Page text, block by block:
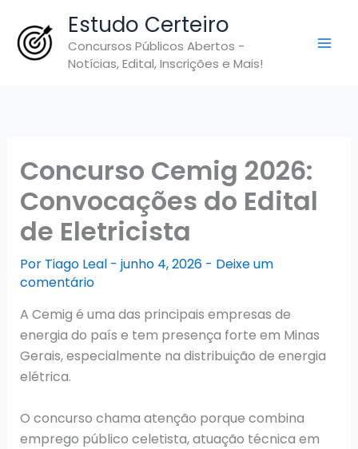
para
Estudo Certeiro
Concursos Públicos Abertos -
Notícias, Edital, Inscrições e Mais!
Concurso Cemig 2026:
Convocações do Edital
de Eletricista
Por Tiago Leal - junho 4, 2026 - Deixe um
comentário
A Cemig é uma das principais empresas de
energia do país e tem presença forte em Minas
Gerais, especialmente na distribuição de energia
elétrica.
O concurso chama atenção porque combina
emprego público celetista, atuação técnica em